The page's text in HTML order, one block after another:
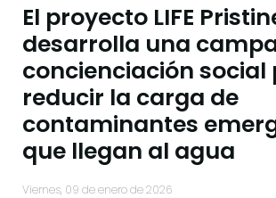
El proyecto LIFE
desarrolla una
concienciación social
reducir la carga de
contaminantes
que llegan al agua
viernes, 09 de enero de 2026